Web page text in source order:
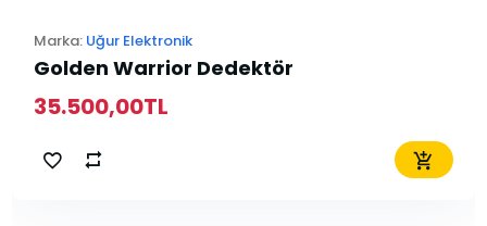
Marka: Uğur Elektronik
Golden Warrior Dedektör
35.500,00TL